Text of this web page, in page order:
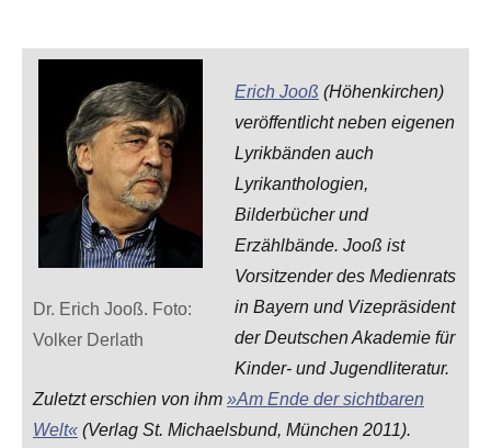
Dr. Erich Jooß. Foto:
Volker Derlath
Erich Jooß (Höhenkirchen)
veröffentlicht neben eigenen
Lyrikbänden auch
Lyrikanthologien,
Bilderbücher und
Erzählbände. Jooß ist
Vorsitzender des Medienrats
in Bayern und Vizepräsident
der Deutschen Akademie für
Kinder- und Jugendliteratur.
Zuletzt erschien von ihm »Am Ende der sichtbaren
Welt« (Verlag St. Michaelsbund, München 2011).